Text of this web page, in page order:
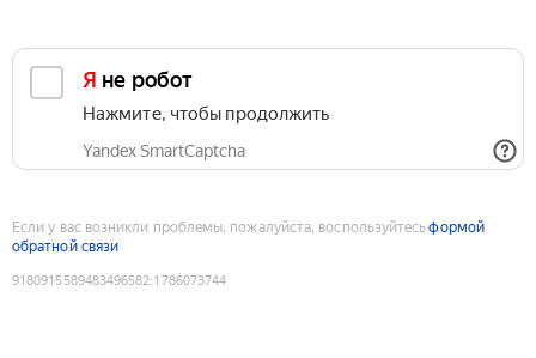
Я не робот
Нажмите, чтобы продолжить
Yandex SmartCaptcha
Если у вас возникли проблемы, пожалуйста, воспользуйтесьформой
обратной связи
9180915589483496582:1786073744